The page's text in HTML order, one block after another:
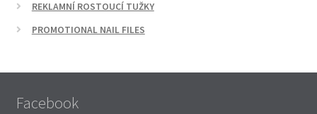
REKLAMNÍ ROSTOUCÍ TUŽKY
PROMOTIONAL NAIL FILES
Facebook